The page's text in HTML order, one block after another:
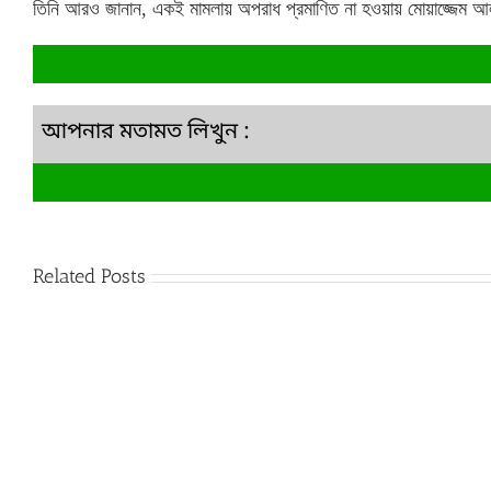
তিনি আরও জানান, একই মামলায় অপরাধ প্রমাণিত না হওয়ায় মোয়াজ্জেম
আপনার মতামত লিখুন :
Related Posts